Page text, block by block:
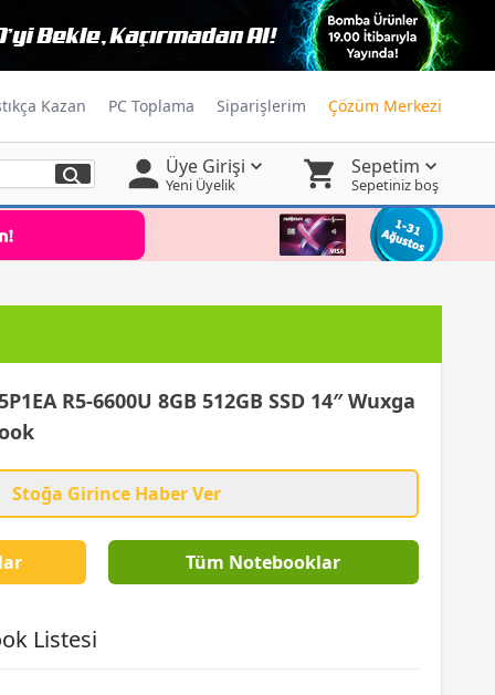
Kazan PC Toplama Siparişlerim Çözüm Merkezi
Üye Girişi
Yeni Üyelik
Sepetim
Sepetiniz boş
R5-6600U 8GB 512GB SSD 14″ Wuxga
Stoğa Girince Haber Ver
Tüm Notebooklar
Listesi